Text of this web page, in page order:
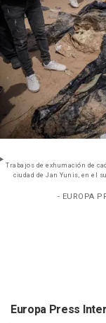
Trabajos de exhumación de
ciudad de Jan Yunis, en el
- EUROPA
Europa Press